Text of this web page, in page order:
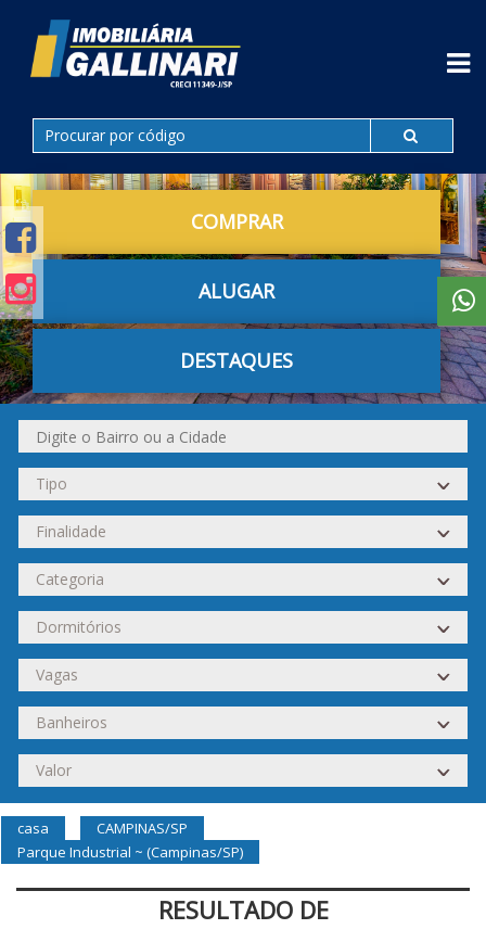
COMPRAR
ALUGAR
DESTAQUES
casa
CAMPINAS/SP
Parque Industrial ~ (Campinas/SP)
RESULTADO DE